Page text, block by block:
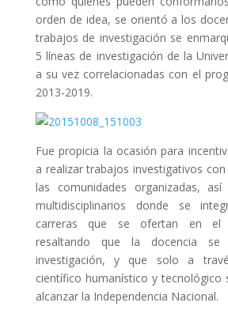
orden de idea, se orientó a los
trabajos de investigación se
5 líneas de investigación de la
a su vez correlacionadas con el
2013-2019.
Fue propicia la ocasión para
a realizar trabajos investigativos
las comunidades organizadas,
multidisciplinarios donde se
carreras que se ofertan en el
resaltando que la docencia
investigación, y que solo a
científico humanístico y
alcanzar la Independencia Nacional.